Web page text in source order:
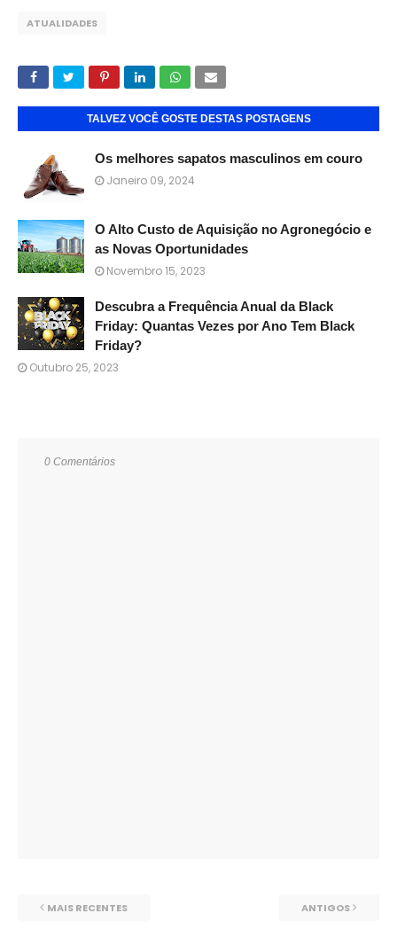
ATUALIDADES
TALVEZ VOCÊ GOSTE DESTAS POSTAGENS
Os melhores sapatos masculinos em couro
Janeiro 09, 2024
O Alto Custo de Aquisição no Agronegócio e
as Novas Oportunidades
Novembro 15, 2023
Descubra a Frequência Anual da Black
Friday: Quantas Vezes por Ano Tem Black
Friday?
Outubro 25, 2023
0 Comentários
MAIS RECENTES ANTIGOS